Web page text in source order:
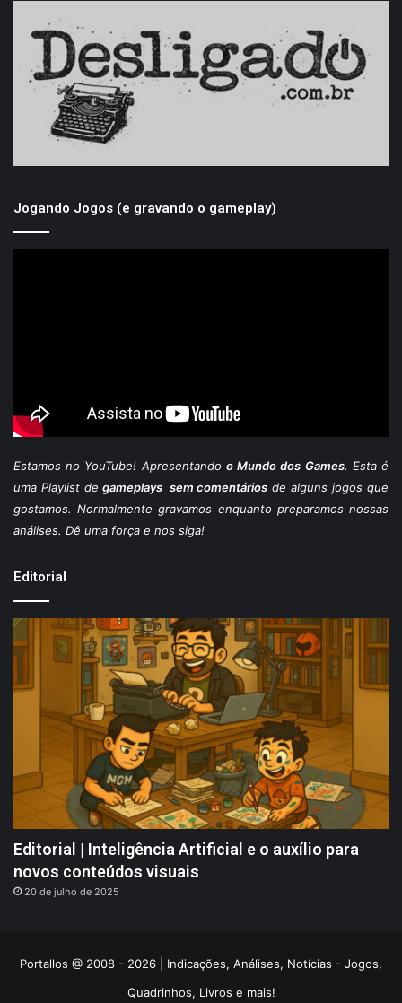
Jogando Jogos (e gravando o gameplay)
Estamosno YouTube! Apresentando o Mundo dos Games. Esta é
uma Playlist de gameplays sem comentários de alguns jogos que
gostamos. Normalmente gravamos enquanto preparamos nossas
análises. Dê uma força e nos siga!
Editorial
Editorial | Inteligência Artificial e o auxílio para
novos conteúdos visuais
20 de julho de 2025
Portallos @ 2008 - 2026 | Indicações, Análises, Notícias - Jogos,
Quadrinhos, Livros e mais!